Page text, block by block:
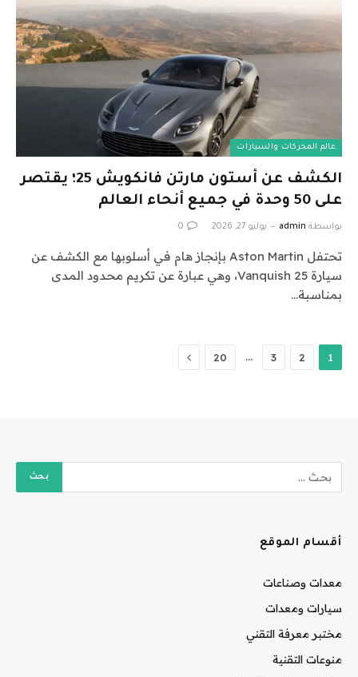
عالم المحركات والسيارات
الكشف عن أستون مارتن فانكويش 25؛ يقتصر
على 50 وحدة في جميع أنحاء العالم
بواسطة admin يوليو 27, 2026 0
تحتفل Aston Martin بإنجاز هام في أسلوبها مع الكشف عن
سيارة Vanquish 25، وهي عبارة عن تكريم محدود المدى
بمناسبة…
1
2
3
…
20 التالي
أقسام الموقع
معدات وصناعات
سيارات ومعدات
مختبر معرفة التقني
منوعات التقنية